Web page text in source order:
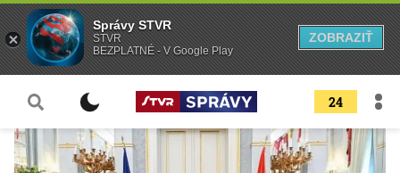
24
Správy STVR
STVR
BEZPLATNÉ - V Google Play
ZOBRAZIŤ